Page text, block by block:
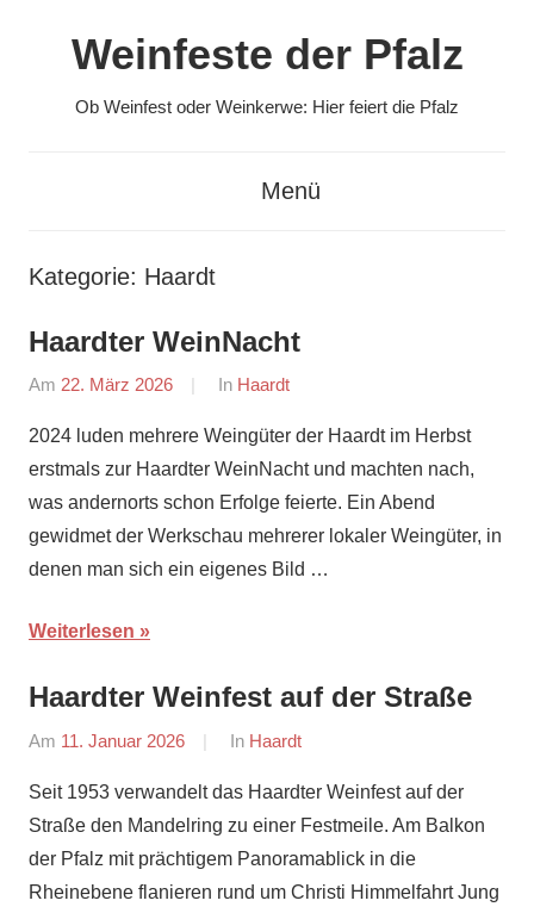
Weinfeste der Pfalz
Ob Weinfest oder Weinkerwe: Hier feiert die Pfalz
Menü
Kategorie: Haardt
Haardter WeinNacht
Am 22. März 2026
Von
In Haardt
2024 luden mehrere Weingüter der Haardt im Herbst
erstmals zur Haardter WeinNacht und machten nach,
was andernorts schon Erfolge feierte. Ein Abend
gewidmet der Werkschau mehrerer lokaler Weingüter, in
denen man sich ein eigenes Bild …
Weiterlesen
Haardter Weinfest auf der Straße
Am 11. Januar 2026
Von
In Haardt
Seit 1953 verwandelt das Haardter Weinfest auf der
Straße den Mandelring zu einer Festmeile. Am Balkon
der Pfalz mit prächtigem Panoramablick in die
Rheinebene flanieren rund um Christi Himmelfahrt Jung